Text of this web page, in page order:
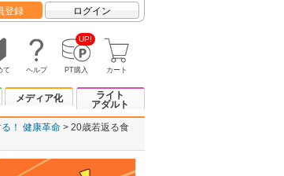
登録 ログイン
て ヘルプ
UP!
PT購入 カート
メディア化
ライト
アダルト
！ 健康革命
20歳若返る食